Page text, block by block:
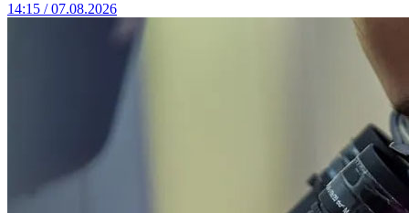
14:15 / 07.08.2026